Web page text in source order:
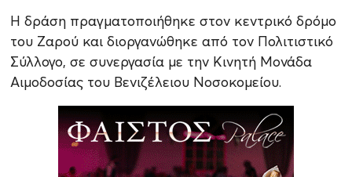
Η δράση πραγματοποιήθηκε στον κεντρικό δρόμο
του Ζαρού και διοργανώθηκε από τον Πολιτιστικό
Σύλλογο, σε συνεργασία με την Κινητή Μονάδα
Αιμοδοσίας του Βενιζέλειου Νοσοκομείου.